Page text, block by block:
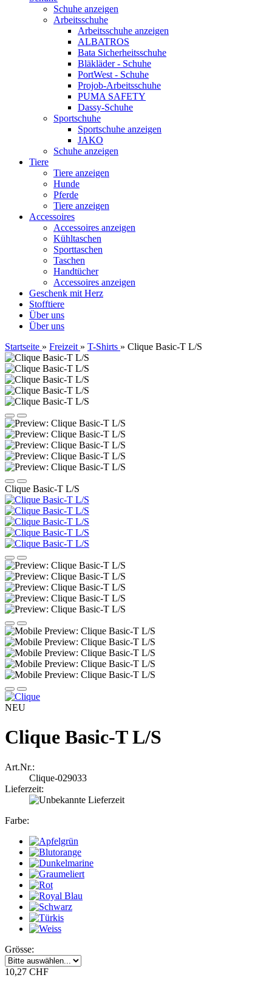
Schuhe anzeigen
Arbeitsschuhe
Arbeitsschuhe anzeigen
ALBATROS
Bata Sicherheitsschuhe
Bläkläder - Schuhe
PortWest - Schuhe
Projob-Arbeitsschuhe
PUMA SAFETY
Dassy-Schuhe
Sportschuhe
Sportschuhe anzeigen
JAKO
Schuhe anzeigen
Tiere
Tiere anzeigen
Hunde
Pferde
Tiere anzeigen
Accessoires
Accessoires anzeigen
Kühltaschen
Sporttaschen
Taschen
Handtücher
Accessoires anzeigen
Geschenk mit Herz
Stofftiere
Über uns
Über uns
Startseite » Freizeit » T-Shirts » Clique Basic-T L/S
Clique Basic-T L/S
NEU
Clique Basic-T L/S
Art.Nr.:
Clique-029033
Lieferzeit:
Farbe:
Grösse:
10,27 CHF